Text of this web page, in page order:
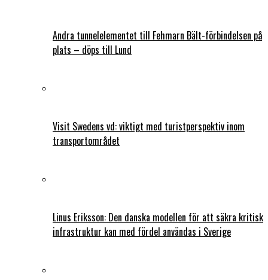
Andra tunnelelementet till Fehmarn Bält-förbindelsen på
plats – döps till Lund
Visit Swedens vd: viktigt med turistperspektiv inom
transportområdet
Linus Eriksson: Den danska modellen för att säkra kritisk
infrastruktur kan med fördel användas i Sverige